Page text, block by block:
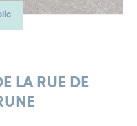
LA RUE DE